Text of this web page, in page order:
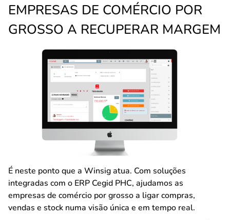
EMPRESAS DE COMÉRCIO POR
GROSSO A RECUPERAR MARGEM
É neste ponto que a Winsig atua. Com soluções
integradas com o ERP Cegid PHC, ajudamos as
empresas de comércio por grosso a ligar compras,
vendas e stock numa visão única e em tempo real.